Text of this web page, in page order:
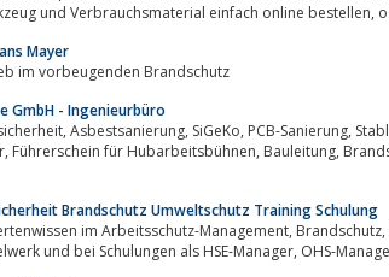
Mayer
im vorbeugenden Brandschutz
GmbH - Ingenieurbüro
Brandschutz Umweltschutz Training Schulung
Management, Brandschutz, Umweltschutz, HSE-Management, OHS-